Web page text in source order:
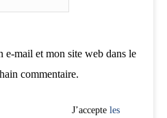
e-mail et mon site web dans le
commentaire.
J’accepte les